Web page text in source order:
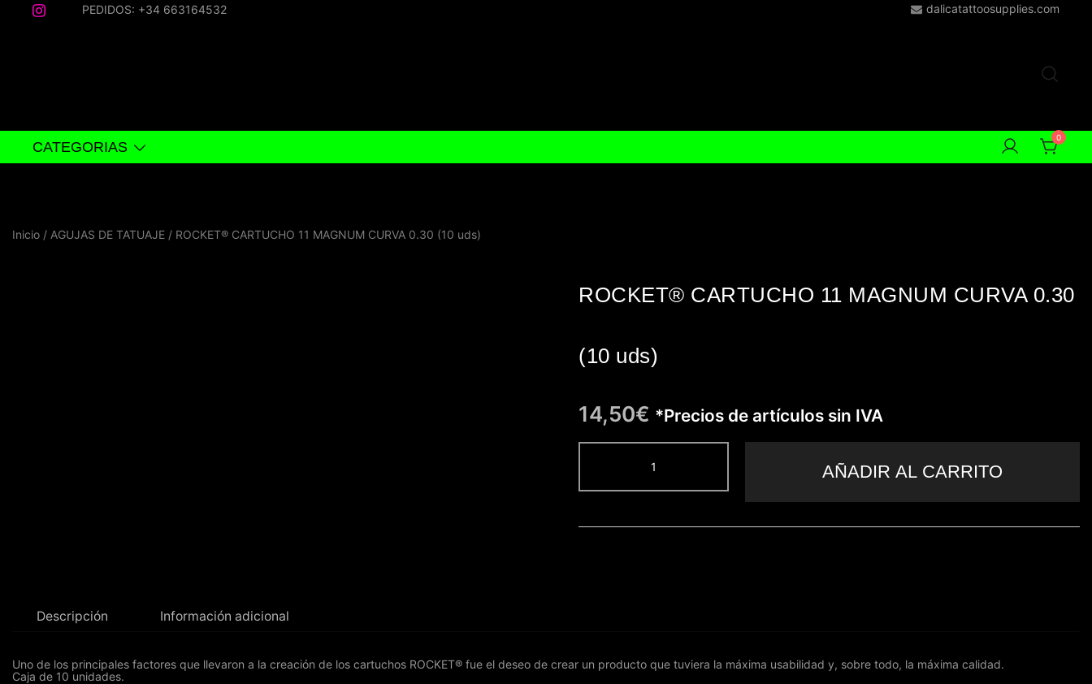
PEDIDOS: +34 663164532 dalicatattoosupplies.com
CATEGORIAS
0
Inicio / AGUJAS DE TATUAJE / ROCKET® CARTUCHO 11 MAGNUM CURVA 0.30 (10 uds)
ROCKET® CARTUCHO 11 MAGNUM CURVA 0.30
(10 uds)
14,50€ *Precios de artículos sin IVA
CARTUCHO
11
AÑADIR AL CARRITO
Descripción Información adicional
Uno de los principales factores que llevaron a la creación de los cartuchos ROCKET® fue el deseo de crear un producto que tuviera la máxima usabilidad y, sobre todo, la máxima calidad.
Caja de 10 unidades.